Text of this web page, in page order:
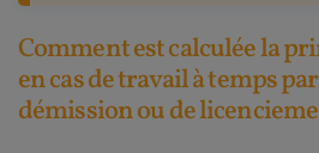
Comment est calculée la
en cas de travail à temps
démission ou de